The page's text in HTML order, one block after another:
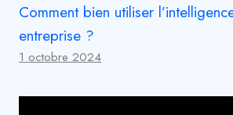
Comment bien utiliser
entreprise ?
1 octobre 2024